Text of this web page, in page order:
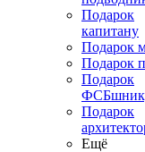
Подарок
капитану
Подарок
Подарок
Подарок
Подарок
Ещё